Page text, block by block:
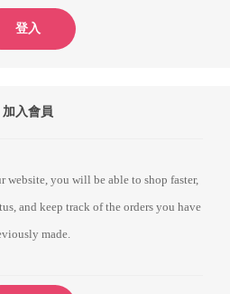
登入
加入會員
website, you will be able to shop faster,
and keep track of the orders you have
made.